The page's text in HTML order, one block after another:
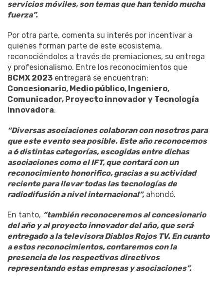
servicios móviles, son temas que han tenido mucha
fuerza”.
Por otra parte, comenta su interés por incentivar a
quienes forman parte de este ecosistema,
reconociéndolos a través de premiaciones, su entrega
y profesionalismo. Entre los reconocimientos que
BCMX 2023 entregará se encuentran:
Concesionario, Medio público, Ingeniero,
Comunicador, Proyecto innovador y Tecnología
innovadora.
“Diversas asociaciones colaboran con nosotros para
que este evento sea posible. Este año reconocemos
a 6 distintas categorías, escogidas entre dichas
asociaciones como el IFT, que contará con un
reconocimiento honorifico, gracias a su actividad
reciente para llevar todas las tecnologías de
radiodifusión a nivel internacional”,ahondó.
En tanto, “también reconoceremos al concesionario
del año y al proyecto innovador del año, que será
entregado a la televisora Diablos Rojos TV. En cuanto
a estos reconocimientos, contaremos con la
presencia de los respectivos directivos
representando estas empresas y asociaciones”.